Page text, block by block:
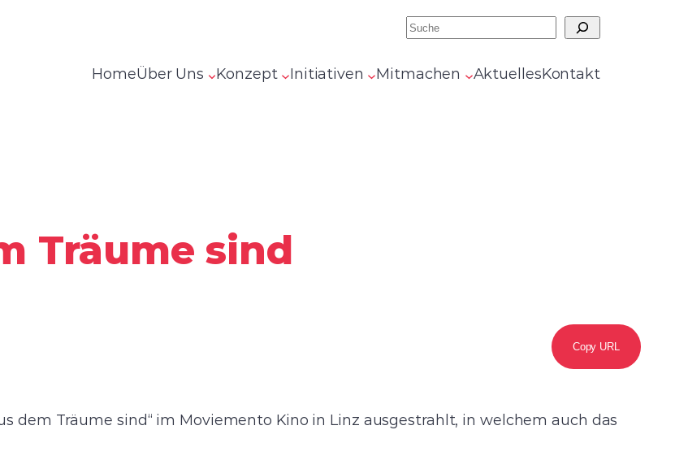
Suchen
HomeÜber Uns Konzept Initiativen Mitmachen AktuellesKontakt
Träume sind
Copy URL
dem Träume sind“ im Moviemento Kino in Linz ausgestrahlt, in welchem auch das